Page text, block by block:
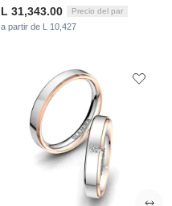
L 31,343.00 Precio del par
a partir de L 10,427